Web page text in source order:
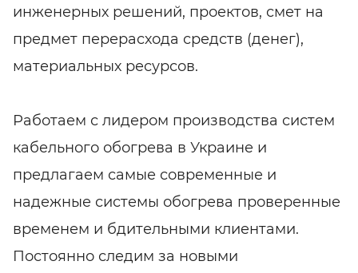
инженерных решений, проектов, смет на
предмет перерасхода средств (денег),
материальных ресурсов.
Работаем с лидером производства систем
кабельного обогрева в Украине и
предлагаем самые современные и
надежные системы обогрева проверенные
временем и бдительными клиентами.
Постоянно следим за новыми